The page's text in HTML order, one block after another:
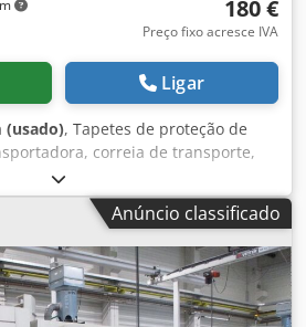
180 €
Preço fixo acresce IVA
Ligar
, Tapetes de proteção de
correia de transporte,
transportadoras, correia
correia transportadora,
Correia transportadora: Correia de
não utilizada. -Largura:
em estado esticado: 6 m -
Ø 660 x 140 mm Dedsvu Tauopfx
Anúncio classificado